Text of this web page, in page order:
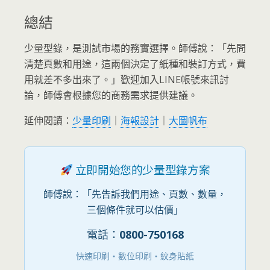
總結
少量型錄，是測試市場的務實選擇。師傅說：「先問
清楚頁數和用途，這兩個決定了紙種和裝訂方式，費
用就差不多出來了。」歡迎加入LINE帳號來訊討
論，師傅會根據您的商務需求提供建議。
延伸閱讀： 少量印刷 海報設計 大圖帆布
立即開始您的少量型錄方案
師傅說：「先告訴我們用途、頁數、數量，
三個條件就可以估價」
電話： 0800-750168
快速印刷・數位印刷・紋身貼紙